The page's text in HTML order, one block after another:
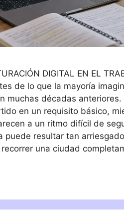
DIGITAL EN EL
de lo que la mayoría
muchas décadas
en un requisito básico,
a un ritmo difícil de
puede resultar tan
una ciudad